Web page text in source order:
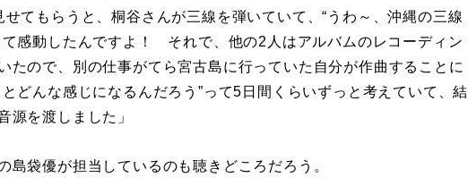
せてもらうと、桐谷さんが三線を弾いていて、“うわ～、沖縄の三線
て感動したんですよ！ それで、他の2人はアルバムのレコーディン
たので、別の仕事がてら宮古島に行っていた自分が作曲することに
どんな感じになるんだろう”って5日間くらいずっと考えていて、結
源を渡しました」
袋優が担当しているのも聴きどころだろう。